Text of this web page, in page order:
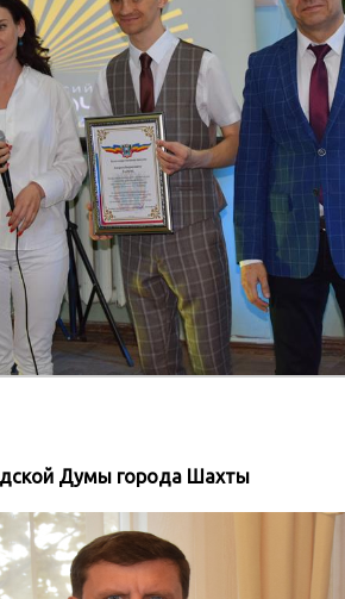
Думы города Шахты